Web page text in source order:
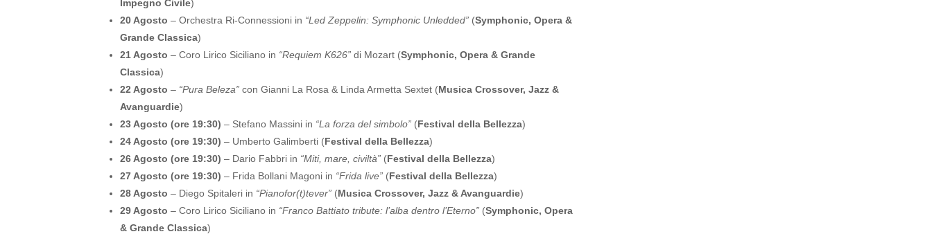
Impegno Civile)
20 Agosto – Orchestra Ri-Connessioni in “Led Zeppelin: Symphonic Unledded” (Symphonic, Opera &
Grande Classica)
21 Agosto – Coro Lirico Siciliano in “Requiem K626” di Mozart (Symphonic, Opera & Grande
Classica)
22 Agosto – “Pura Beleza” con Gianni La Rosa & Linda Armetta Sextet (Musica Crossover, Jazz &
Avanguardie)
23 Agosto (ore 19:30) – Stefano Massini in “La forza del simbolo” (Festival della Bellezza)
24 Agosto (ore 19:30) – Umberto Galimberti (Festival della Bellezza)
26 Agosto (ore 19:30) – Dario Fabbri in “Miti, mare, civiltà” (Festival della Bellezza)
27 Agosto (ore 19:30) – Frida Bollani Magoni in “Frida live” (Festival della Bellezza)
28 Agosto – Diego Spitaleri in “Pianofor(t)tever” (Musica Crossover, Jazz & Avanguardie)
29 Agosto – Coro Lirico Siciliano in “Franco Battiato tribute: l’alba dentro l’Eterno” (Symphonic, Opera
& Grande Classica)